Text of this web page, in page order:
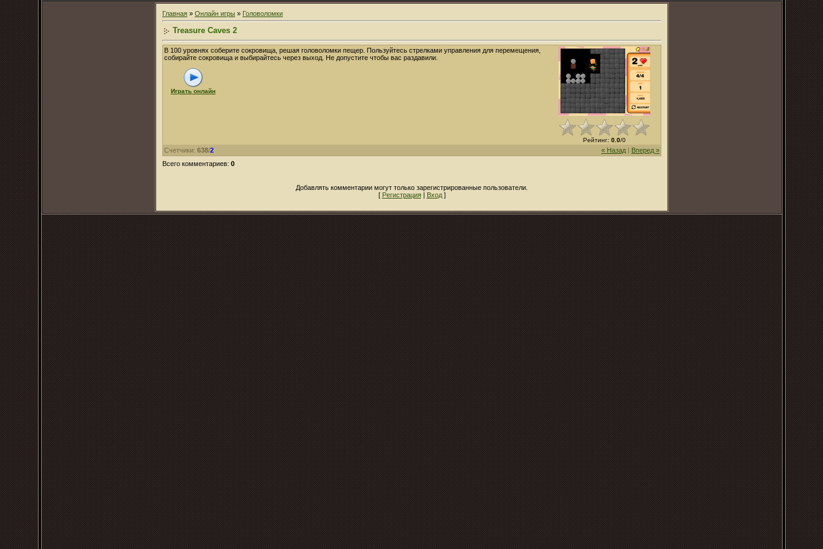
Главная » Онлайн игры » Головоломки
Treasure Caves 2
В 100 уровнях соберите сокровища, решая головоломки пещер. Пользуйтесь стрелками управления для перемещения,
собирайте сокровища и выбирайтесь через выход. Не допустите чтобы вас раздавили.
Играть онлайн
Рейтинг: 0.0/0
« Назад Вперед »
Счетчики: 638/2
Всего комментариев: 0
Добавлять комментарии могут только зарегистрированные пользователи.
[ Регистрация| Вход]